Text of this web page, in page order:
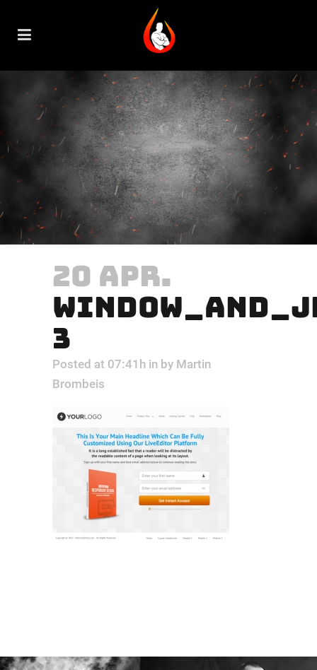
20 APR.
3
Posted at 07:41h in by Martin
Brombeis